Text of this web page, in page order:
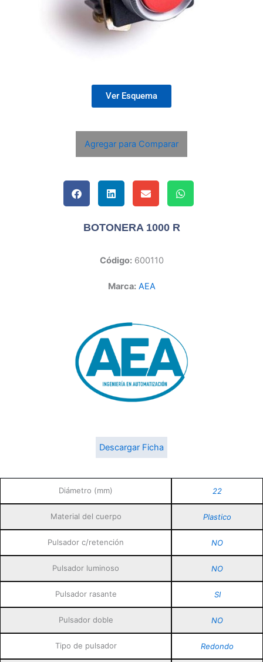
Ver Esquema
Agregar para Comparar
BOTONERA 1000 R
Código:600110
Marca: AEA
Descargar Ficha
Diámetro (mm) 22
Material del cuerpo Plastico
Pulsador c/retención NO
Pulsador luminoso NO
Pulsador rasante SI
Pulsador doble NO
Tipo de pulsador Redondo